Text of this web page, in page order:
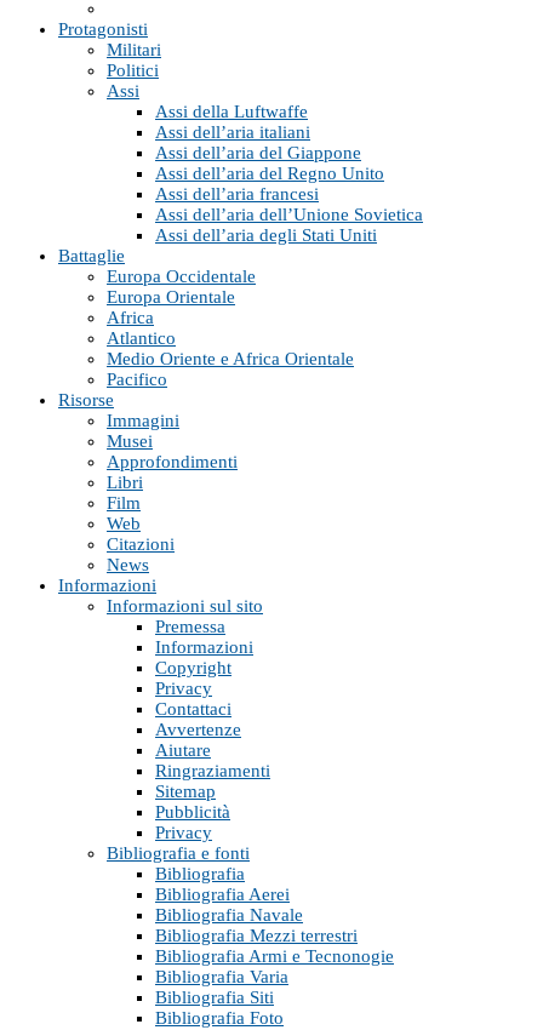
Protagonisti
Militari
Politici
Assi
Assi della Luftwaffe
Assi dell’aria italiani
Assi dell’aria del Giappone
Assi dell’aria del Regno Unito
Assi dell’aria francesi
Assi dell’aria dell’Unione Sovietica
Assi dell’aria degli Stati Uniti
Battaglie
Europa Occidentale
Europa Orientale
Africa
Atlantico
Medio Oriente e Africa Orientale
Pacifico
Risorse
Immagini
Musei
Approfondimenti
Libri
Film
Web
Citazioni
News
Informazioni
Informazioni sul sito
Premessa
Informazioni
Copyright
Privacy
Contattaci
Avvertenze
Aiutare
Ringraziamenti
Sitemap
Pubblicità
Privacy
Bibliografia e fonti
Bibliografia
Bibliografia Aerei
Bibliografia Navale
Bibliografia Mezzi terrestri
Bibliografia Armi e Tecnonogie
Bibliografia Varia
Bibliografia Siti
Bibliografia Foto